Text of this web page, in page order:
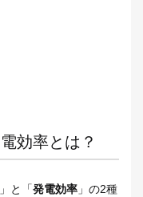
効率とは？
」と「発電効率 」の2種